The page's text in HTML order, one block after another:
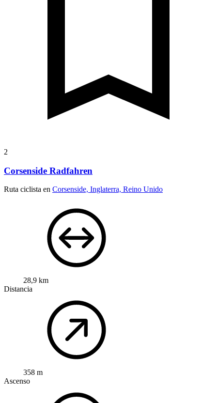
2
Corsenside Radfahren
Ruta ciclista en Corsenside, Inglaterra, Reino Unido
28,9 km
Distancia
358 m
Ascenso